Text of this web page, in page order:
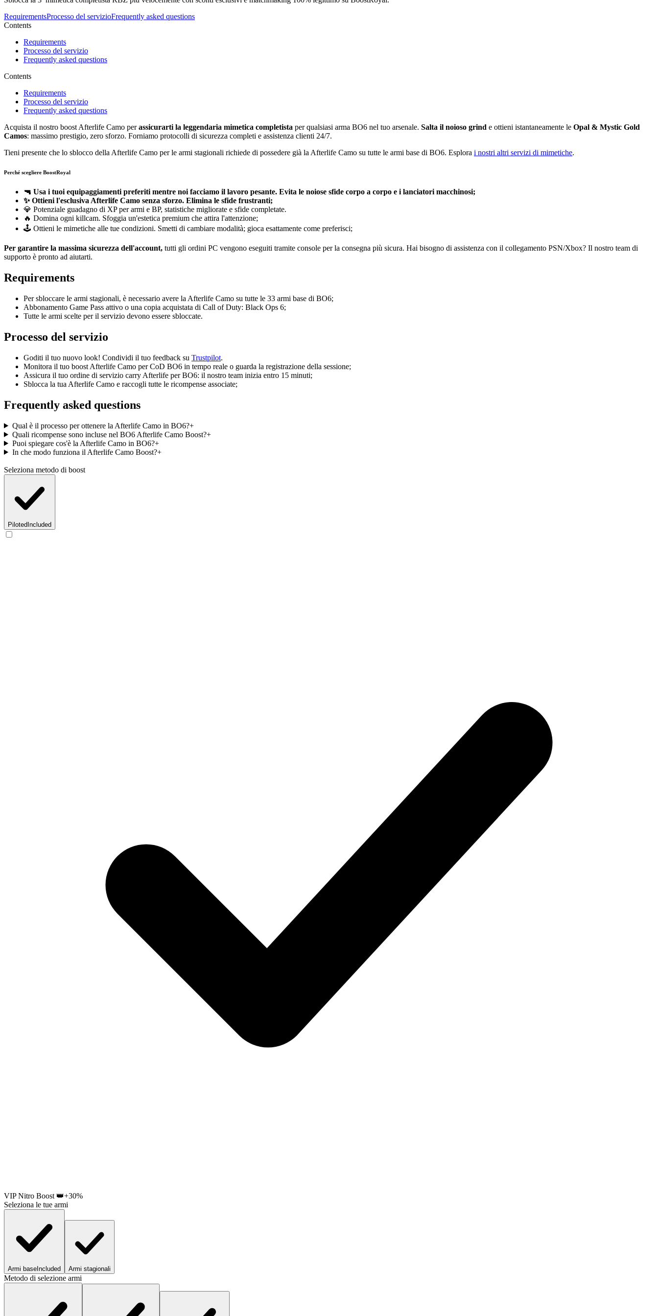
RequirementsProcesso del servizioFrequently asked questions
Contents
Requirements
Processo del servizio
Frequently asked questions
Contents
Requirements
Processo del servizio
Frequently asked questions
Acquista il nostro boost Afterlife Camo perassicurarti la leggendaria mimetica completista per qualsiasi arma BO6 nel tuo arsenale. Salta il noioso grind e ottieni istantaneamente le Opal & Mystic Gold
Camos: massimo prestigio, zero sforzo. Forniamo protocolli di sicurezza completi e assistenza clienti 24/7.
Tieni presente che lo sblocco della Afterlife Camo per le armi stagionali richiede di possedere già la Afterlife Camo su tutte le armi base di BO6. Esplora i nostri altri servizi di mimetiche.
Perché scegliere BoostRoyal
🔫 Usa i tuoi equipaggiamenti preferiti mentre noi facciamo il lavoro pesante. Evita le noiose sfide corpo a corpo e i lanciatori macchinosi;
✨ Ottieni l'esclusiva Afterlife Camo senza sforzo. Elimina le sfide frustranti;
💎 Potenziale guadagno di XP per armi e BP, statistiche migliorate e sfide completate.
🔥 Domina ogni killcam. Sfoggia un'estetica premium che attira l'attenzione;
🕹️ Ottieni le mimetiche alle tue condizioni. Smetti di cambiare modalità; gioca esattamente come preferisci;
Per garantire la massima sicurezza dell'account, tutti gli ordini PC vengono eseguiti tramite console per la consegna più sicura. Hai bisogno di assistenza con il collegamento PSN/Xbox? Il nostro team di
supporto è pronto ad aiutarti.
Requirements
Per sbloccare le armi stagionali, è necessario avere la Afterlife Camo su tutte le 33 armi base di BO6;
Abbonamento Game Pass attivo o una copia acquistata di Call of Duty: Black Ops 6;
Tutte le armi scelte per il servizio devono essere sbloccate.
Processo del servizio
Goditi il tuo nuovo look! Condividi il tuo feedback su Trustpilot.
Monitora il tuo boost Afterlife Camo per CoD BO6 in tempo reale o guarda la registrazione della sessione;
Assicura il tuo ordine di servizio carry Afterlife per BO6: il nostro team inizia entro 15 minuti;
Sblocca la tua Afterlife Camo e raccogli tutte le ricompense associate;
Frequently asked questions
Qual è il processo per ottenere la Afterlife Camo in BO6?+
Quali ricompense sono incluse nel BO6 Afterlife Camo Boost?+
Puoi spiegare cos'è la Afterlife Camo in BO6?+
In che modo funziona il Afterlife Camo Boost?+
Seleziona metodo di boost
Piloted Included
VIP Nitro Boost 👑+30%
Seleziona le tue armi
Armi base Included Armi stagionali
Metodo di selezione armi